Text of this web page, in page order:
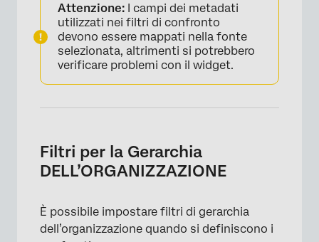
×
Attenzione: I campi dei metadati
utilizzati nei filtri di confronto
devono essere mappati nella fonte
selezionata, altrimenti si potrebbero
verificare problemi con il widget.
Filtri per la Gerarchia
DELL’ORGANIZZAZIONE
È possibile impostare filtri di gerarchia
dell’organizzazione quando si definiscono i